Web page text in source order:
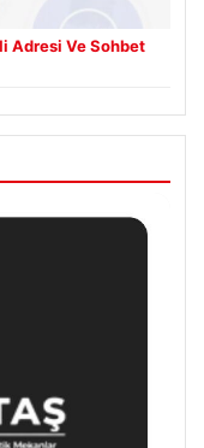
Adresi Ve Sohbet